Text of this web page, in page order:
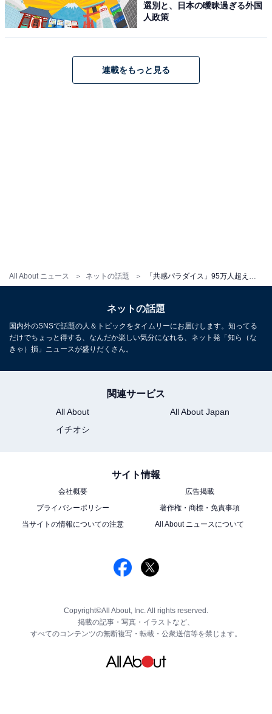
All About ニュース ネットの話題
選別と、日本の曖昧過ぎる外国
人政策
連載をもっと見る
ネットの話題
国内外のSNSで話題の人＆トピックをタイムリーにお届けします。知ってる
だけでちょっと得する、なんだか楽しい気分になれる、ネット発「知ら（な
きゃ）損」ニュースが盛りだくさん。
関連サービス
All About
All About Japan
イチオシ
サイト情報
会社概要
広告掲載
プライバシーポリシー
著作権・商標・免責事項
当サイトの情報についての注意
All About ニュースについて
Copyright©All About, Inc. All rights reserved.
掲載の記事・写真・イラストなど、
すべてのコンテンツの無断複写・転載・公衆送信等を禁じます。